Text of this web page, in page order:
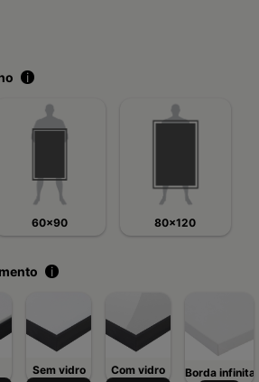
i
60x90 80x120
i
Sem vidro Com vidro Borda infinita